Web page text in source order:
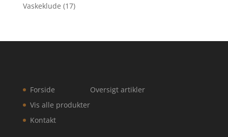
Vaskeklude (17)
Forside
Vis alle produkter
Kontakt
Oversigt artikler